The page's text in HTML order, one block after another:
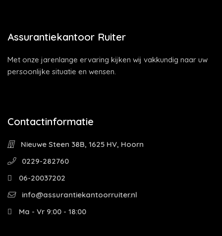
Assurantiekantoor Ruiter
Met onze jarenlange ervaring kijken wij vakkundig naar uw
persoonlijke situatie en wensen.
Contactinformatie
Nieuwe Steen 38B, 1625 HV, Hoorn
0229-282760
06-20037202
info@assurantiekantoorruiter.nl
Ma - Vr 9:00 - 18:00